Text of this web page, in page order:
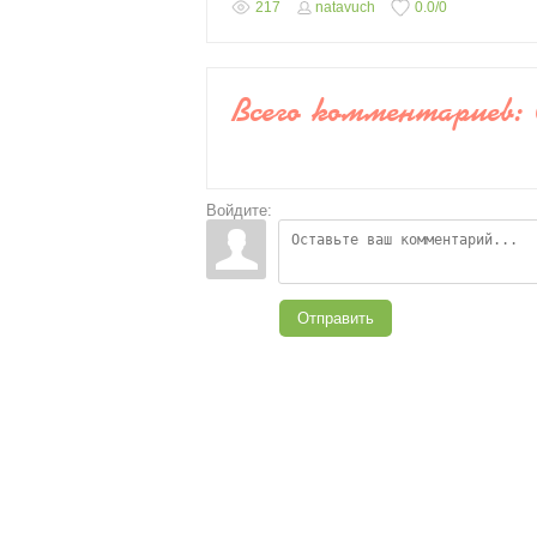
217 natavuch 0.0/0
Всего комментариев:
Войдите:
Отправить